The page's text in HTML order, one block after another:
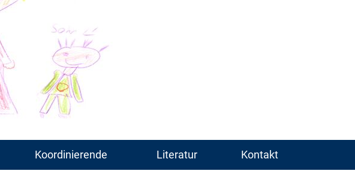
Koordinierende Literatur Kontakt